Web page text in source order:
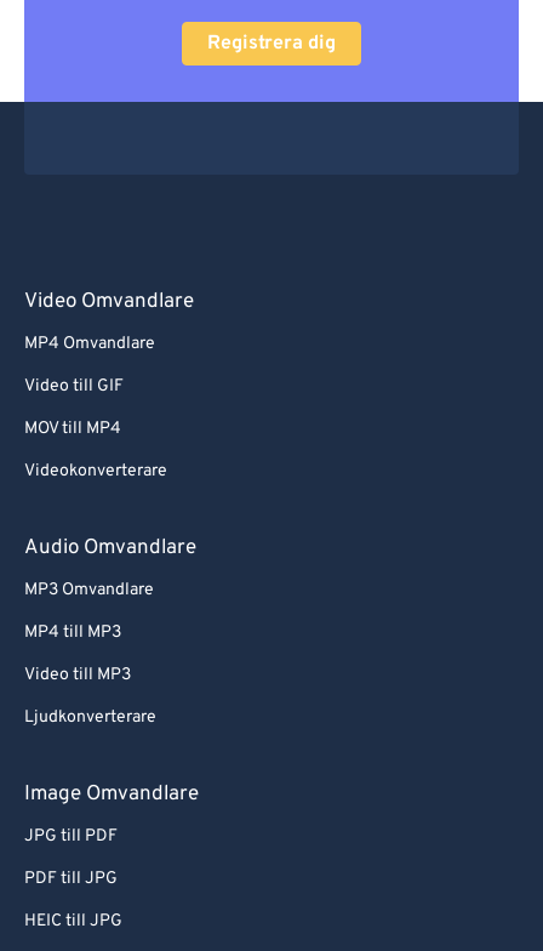
Registrera dig
Video Omvandlare
MP4 Omvandlare
Video till GIF
MOV till MP4
Videokonverterare
Audio Omvandlare
MP3 Omvandlare
MP4 till MP3
Video till MP3
Ljudkonverterare
Image Omvandlare
JPG till PDF
PDF till JPG
HEIC till JPG